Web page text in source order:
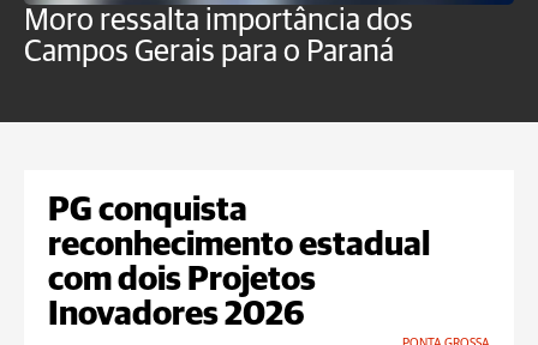
Moro ressalta importância dos
Campos Gerais para o Paraná
PG conquista
reconhecimento estadual
com dois Projetos
Inovadores 2026